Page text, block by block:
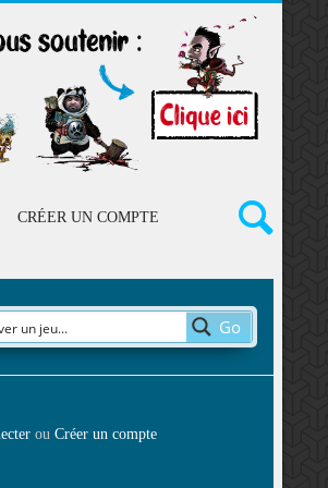
CRÉER UN COMPTE
Go
ou Créer un compte